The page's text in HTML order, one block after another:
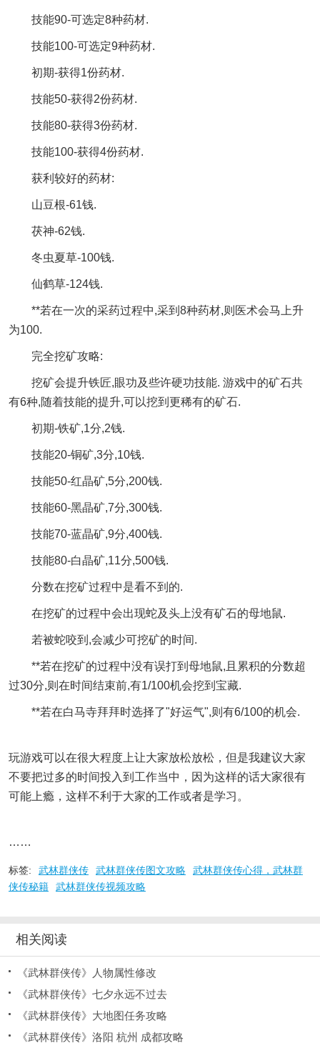
技能90-可选定8种药材.
技能100-可选定9种药材.
初期-获得1份药材.
技能50-获得2份药材.
技能80-获得3份药材.
技能100-获得4份药材.
获利较好的药材:
山豆根-61钱.
茯神-62钱.
冬虫夏草-100钱.
仙鹤草-124钱.
**若在一次的采药过程中,采到8种药材,则医术会马上升
为100.
完全挖矿攻略:
挖矿会提升铁匠,眼功及些许硬功技能. 游戏中的矿石共
有6种,随着技能的提升,可以挖到更稀有的矿石.
初期-铁矿,1分,2钱.
技能20-铜矿,3分,10钱.
技能50-红晶矿,5分,200钱.
技能60-黑晶矿,7分,300钱.
技能70-蓝晶矿,9分,400钱.
技能80-白晶矿,11分,500钱.
分数在挖矿过程中是看不到的.
在挖矿的过程中会出现蛇及头上没有矿石的母地鼠.
若被蛇咬到,会减少可挖矿的时间.
**若在挖矿的过程中没有误打到母地鼠,且累积的分数超
过30分,则在时间结束前,有1/100机会挖到宝藏.
**若在白马寺拜拜时选择了"好运气",则有6/100的机会.
玩游戏可以在很大程度上让大家放松放松，但是我建议大家
不要把过多的时间投入到工作当中，因为这样的话大家很有
可能上瘾，这样不利于大家的工作或者是学习。
……
标签: 武林群侠传 武林群侠传图文攻略
武林群侠传心得，武林群
侠传秘籍
武林群侠传视频攻略
相关阅读
《武林群侠传》人物属性修改
《武林群侠传》七夕永远不过去
《武林群侠传》大地图任务攻略
《武林群侠传》洛阳 杭州 成都攻略